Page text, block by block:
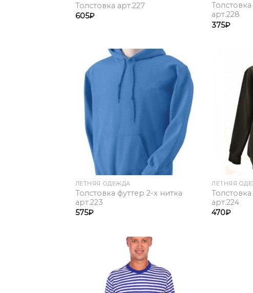
Толстовка арт.227
605₽
арт.228
375₽
Add to
Wishlist
ЛЕТНЯЯ ОДЕЖДА
Толстовка футтер 2-х нитка
арт.223
575₽
ЛЕТНЯЯ
арт.224
470₽
Wishlist